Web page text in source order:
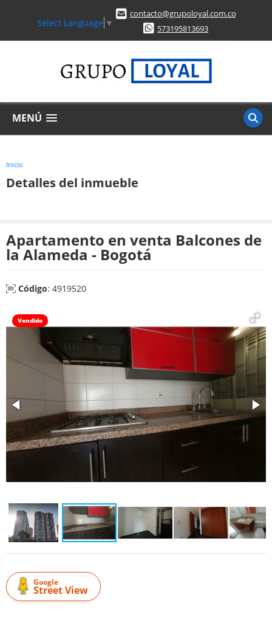
Select Language ▼
contacto@grupoloyal.com.co
573195813693
MENÚ
Inicio
Detalles del inmueble
Apartamento en venta Balcones de
la Alameda - Bogotá
Código: 4919520
Vendido
Google
Street View